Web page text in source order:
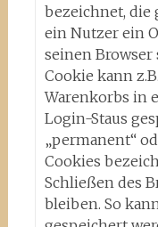
bezeichnet, die
ein Nutzer ein
seinen
Cookie kann
Warenkorbs in
Login-Staus
„permanent“
Cookies
Schließen des
bleiben. So